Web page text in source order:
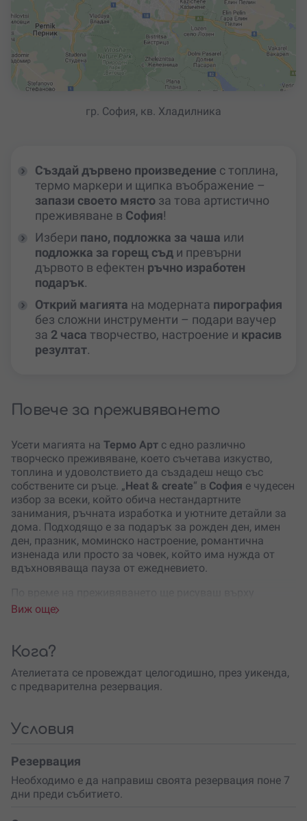
гр. София, кв. Хладилника
Създай дървено произведение с топлина,
термо маркери и щипка въображение –
запази своето място за това артистично
преживяване в София!
Избери пано, подложка за чаша или
подложка за горещ съд и превърни
дървото в ефектен ръчно изработен
подарък.
Открий магията на модерната пирография
без сложни инструменти – подари ваучер
за 2 часа творчество, настроение и красив
резултат.
Повече за преживяването
Усети магията на Термо Арт с едно различно
творческо преживяване, което съчетава изкуство,
топлина и удоволствието да създадеш нещо със
собствените си ръце. „Heat & create“ в София е чудесен
избор за всеки, който обича нестандартните
занимания, ръчната изработка и уютните детайли за
дома. Подходящо е за подарък за рожден ден, имен
ден, празник, моминско настроение, романтична
изненада или просто за човек, който има нужда от
вдъхновяваща пауза от ежедневието.
дървена повърхност, но вместо традиционен
линии и орнаменти, дори без предишен опит. Можеш
да развихриш собствена идея или да се довериш на
готов шаблон, който ще ти помогне да постигнеш
красив и завършен резултат.
рисунката се насочи топъл въздух. Тогава
се превръща в ефектен гравиран мотив. Процесът е
едновременно забавен, успокояващ и изненадващо
удовлетворяващ – виждаш как всяка линия
придобива характер, дълбочина и артистичен чар.
Виж още
Кога?
Ателиетата се провеждат целогодишно, през уикенда,
с предварителна резервация.
Условия
Резервация
Необходимо е да направиш своята резервация поне 7
дни преди събитието.